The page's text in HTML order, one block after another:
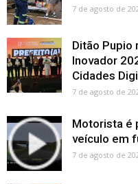
7 de agosto de
Ditão
Inovador
Cidades
7 de agosto de
Motorista é
veículo em
7 de agosto de